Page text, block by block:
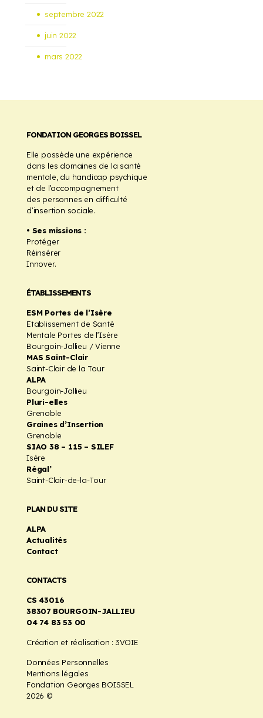
septembre 2022
juin 2022
mars 2022
FONDATION GEORGES BOISSEL
Elle possède une expérience
dans les domaines de la santé
mentale, du handicap psychique
et de l’accompagnement
des personnes en difficulté
d’insertion sociale.
• Ses missions :
Protéger
Réinsérer
Innover.
ÉTABLISSEMENTS
ESM Portes de l’Isère
Etablissement de Santé
Mentale Portes de l’Isère
Bourgoin-Jallieu / Vienne
MAS Saint-Clair
Saint-Clair de la Tour
ALPA
Bourgoin-Jallieu
Pluri-elles
Grenoble
Graines d’Insertion
Grenoble
SIAO 38 – 115 – SILEF
Isère
Régal’
Saint-Clair-de-la-Tour
PLAN DU SITE
ALPA
Actualités
Contact
CONTACTS
CS 43016
38307 BOURGOIN-JALLIEU
04 74 83 53 00
Création et réalisation : 3VOIE
Données Personnelles
Mentions légales
Fondation Georges BOISSEL
2026 ©